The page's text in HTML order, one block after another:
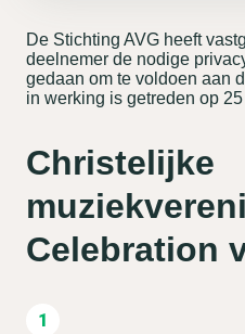
De Stichting AVG heeft
deelnemer de nodige
gedaan om te voldoen aan
in werking is getreden op
Christelijke
Celebration